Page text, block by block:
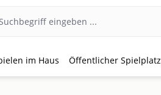
im Haus Öffentlicher Spielplatz